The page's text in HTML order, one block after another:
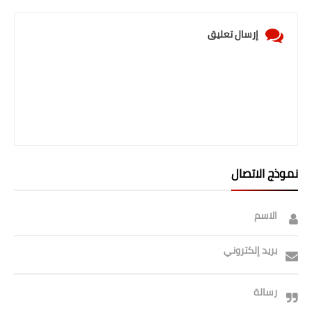
إرسال تعليق
نموذج الاتصال
الاسم
بريد إلكتروني
رسالة